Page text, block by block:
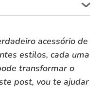
acessório de
estilos, cada uma
transformar o
post, vou te ajudar